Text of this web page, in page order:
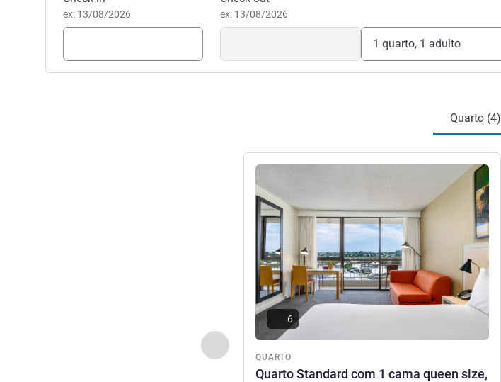
ex: 13/08/2026 ex: 13/08/2026
1 quarto, 1 adulto
Quarto (4)
Anterior - Quarto
QUARTO
Quarto Standard com 1 cama queen size,
Ver detalhes
6